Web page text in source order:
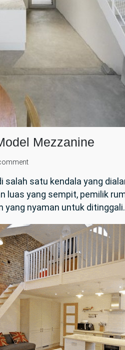
Mezzanine
on
Rumah
dengan
Model
Mezzanine
salah satu kendala yang
luas yang sempit, pemilik
yang nyaman untuk ditinggali.